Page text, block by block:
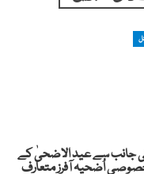
جانب سے عید الاضحیٰ کے
اُضحیہ آفرز متعارف